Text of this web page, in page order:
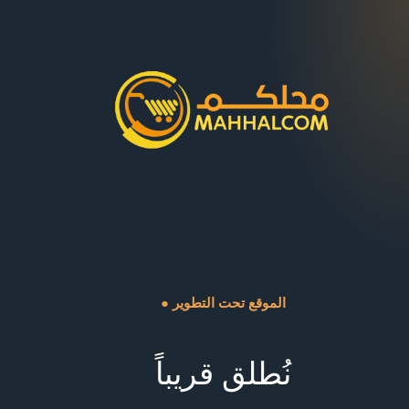
● الموقع تحت التطوير
نُطلق قريباً